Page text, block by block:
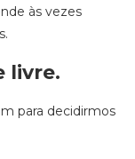
às vezes
livre.
para decidirmos